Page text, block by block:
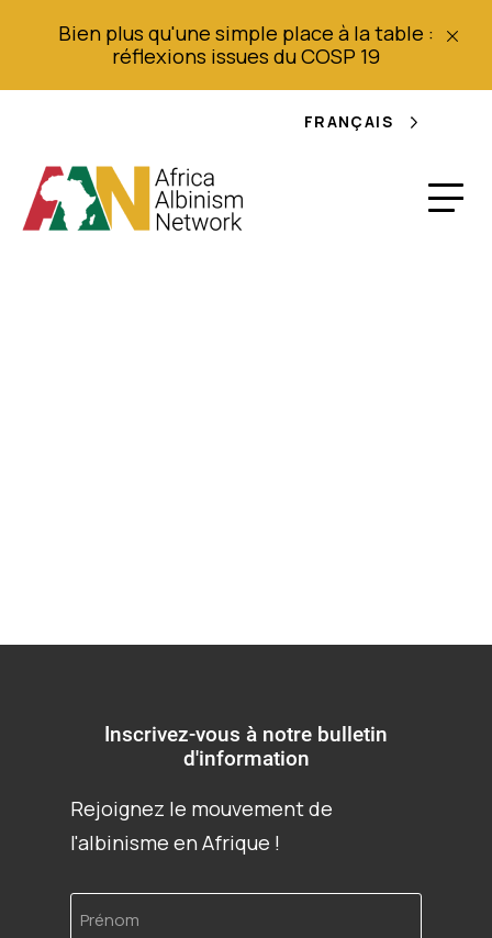
Bien plus qu'une simple place à la table :
réflexions issues du COSP 19
FRANÇAIS
Inscrivez-vous à notre bulletin
d'information
Rejoignez le mouvement de
l'albinisme en Afrique !
Prénom